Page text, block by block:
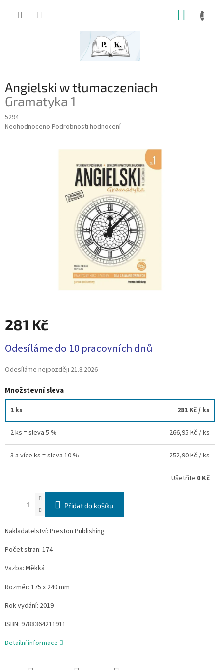
Angielski w tłumaczeniach
Gramatyka 1
5294
Průměrné
Neohodnoceno Podrobnosti hodnocení
281 Kč
cena:
Odesíláme do 10 pracovních dnů
Odesíláme nejpozději 21.8.2026
Množstevní sleva
1 ks 281 Kč/ ks
2 ks = sleva 5 % 266,95 Kč / ks
3 a více ks = sleva 10 % 252,90 Kč / ks
Ušetříte 0 Kč
Přidat do košíku
Nakladatelství: Preston Publishing
Počet stran: 174
Vazba: Měkká
Rozměr: 175 x 240 mm
Rok vydání: 2019
ISBN: 9788364211911
Detailní informace